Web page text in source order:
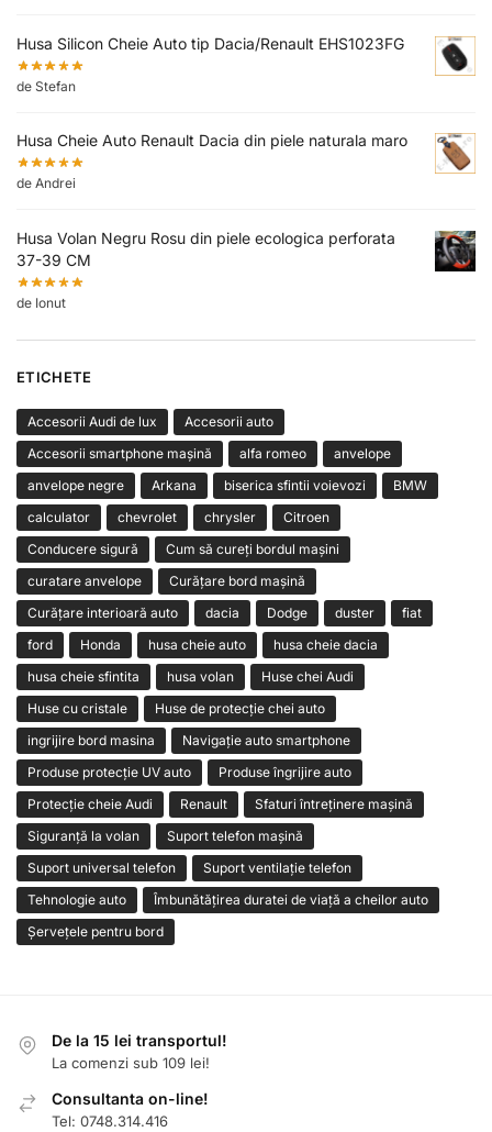
Husa Silicon Cheie Auto tip Dacia/Renault EHS1023FG
de Stefan
Husa Cheie Auto Renault Dacia din piele naturala maro
de Andrei
Husa Volan Negru Rosu din piele ecologica perforata
37-39 CM
de Ionut
ETICHETE
Accesorii Audi de lux
Accesorii auto
Accesorii smartphone mașină
alfa romeo
anvelope
anvelope negre
Arkana biserica sfintii voievozi
BMW
calculator
chevrolet chrysler
Citroen
Conducere sigură
Cum să cureți bordul mașini
curatare anvelope
Curățare bord mașină
Curățare interioară auto
dacia Dodge duster
fiat
ford
Honda husa cheie auto
husa cheie dacia
husa cheie sfintita
husa volan
Huse chei Audi
Huse cu cristale
Huse de protecție chei auto
ingrijire bord masina
Navigație auto smartphone
Produse protecție UV auto
Produse îngrijire auto
Protecție cheie Audi
Renault
Sfaturi întreținere mașină
Siguranță la volan
Suport telefon mașină
Suport universal telefon
Suport ventilație telefon
Tehnologie auto
Îmbunătățirea duratei de viață a cheilor auto
Șervețele pentru bord
De la 15 lei transportul!
La comenzi sub 109 lei!
Consultanta on-line!
Tel: 0748.314.416